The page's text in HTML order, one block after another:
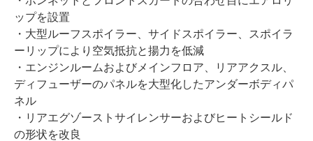
ップを設置
・大型ルーフスポイラー、サイドスポイラー、スポイラ
ーリップにより空気抵抗と揚力を低減
・エンジンルームおよびメインフロア、リアアクスル、
ディフューザーのパネルを大型化したアンダーボディパ
ネル
・リアエグゾーストサイレンサーおよびヒートシールド
の形状を改良